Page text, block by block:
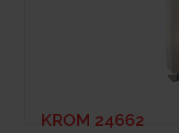
KROM 24662